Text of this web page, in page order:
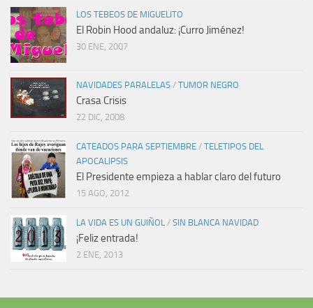
LOS TEBEOS DE MIGUELITO
El Robin Hood andaluz: ¡Curro Jiménez!
30 ENE, 2007
NAVIDADES PARALELAS / TUMOR NEGRO
Crasa Crisis
22 DIC, 2008
CATEADOS PARA SEPTIEMBRE / TELETIPOS DEL
APOCALIPSIS
El Presidente empieza a hablar claro del futuro
15 AGO, 2012
LA VIDA ES UN GUIÑOL / SIN BLANCA NAVIDAD
¡Feliz entrada!
2 ENE, 2013